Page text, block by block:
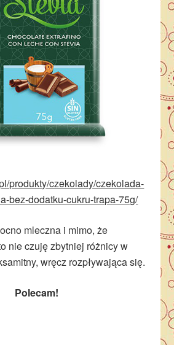
produkty/czekolady/czekolada-
bez-dodatku-cukru-trapa-75g/
mleczna i mimo, że
nie czuję zbytniej różnicy w
wręcz rozpływająca się.
Polecam!